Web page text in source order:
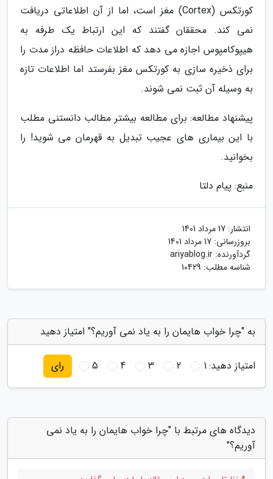
کورتکس (Cortex) مغز است، اما از آن اطلاعاتی دریافت
نمی کند. محققان گفتند که این ارتباط یک طرفه به
هیپوکامپوس اجازه می دهد که اطلاعات حافظه دراز مدت را
برای ذخیره سازی به کورتکس مغز بفرستد اما اطلاعات تازه
به وسیله آن ثبت نمی شوند.
پیشنهاد مطالعه: برای مطالعه بیشتر مطالب دانستنی مطلب
با این بیماری های عجیب تبدیل به قهرمان می شوید! را
بخوانید.
منبع: پیام دلتا
انتشار: 17 مرداد 1401
بروزرسانی: 17 مرداد 1401
گردآورنده: ariyablog.ir
شناسه مطلب: 10429
به "چرا خواب هایمان را به یاد نمی آوریم؟" امتیاز دهید
امتیاز دهید:1
2
3
4
5 رای
دیدگاه های مرتبط با "چرا خواب هایمان را به یاد نمی
آوریم؟"